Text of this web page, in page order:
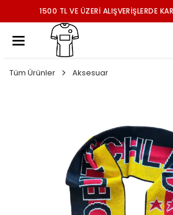
1500 TL VE ÜZERİ ALIŞVERİŞLERDE
Tüm Ürünler Aksesuar